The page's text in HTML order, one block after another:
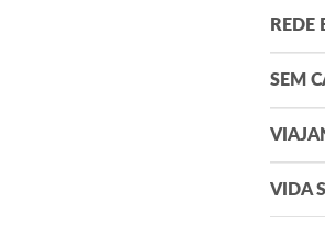
REDE
SEM
VIDA